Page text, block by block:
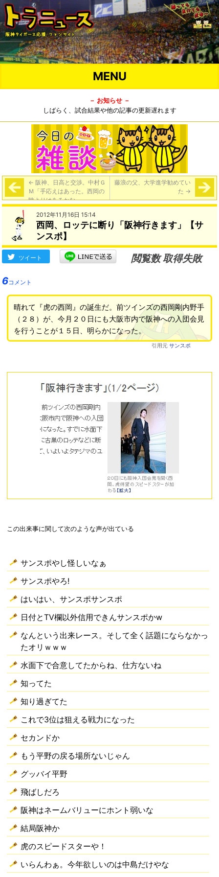
MENU
－ お知らせ －
しばらく、試合結果や他の記事の更新遅れます
← 阪神、日高と交渉。中村Ｇ
Ｍ「手応えはあった。西岡の
時よりはあるかな」
藤浪の父、大学進学勧めてい
た →
2012年11月16日 15:14
西岡、ロッテに断り「阪神行きます」【サ
ンスポ】
ツイート
閲覧数 取得失敗
6コメント
晴れて『虎の西岡』の誕生だ。前ツインズの西岡剛内野手
（２８）が、今月２０日にも大阪市内で阪神への入団会見
を行うことが１５日、明らかになった。
引用元 サンスポ
この出来事に関して次のような声が出ている
サンスポやし怪しいなぁ
サンスポやろ!
はいはい、サンスポサンスポ
日付とTV欄以外信用できんサンスポかw
なんという出来レース。そして全く話題にならなかっ
たオリｗｗｗ
水面下で合意してたからね、仕方ないね
知ってた
知り過ぎてた
これで3位は狙える戦力になった
セカンドか
もう平野の戻る場所ないじゃん
グッバイ平野
飛ばしだろ
阪神はネームバリューにホント弱いな
結局阪神か
虎のスピードスターや！
いらんわぁ。今年欲しいのは中島だけやな